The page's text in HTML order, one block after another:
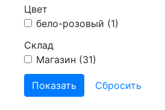
Цвет
бело-розовый (1)
Склад
Магазин (31)